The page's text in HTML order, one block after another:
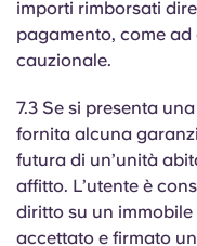
importi rimborsati
pagamento, come
cauzionale.
7.3 Se si presenta
fornita alcuna
futura di un’unità
affitto. L’utente è
diritto su un
accettato e firmato